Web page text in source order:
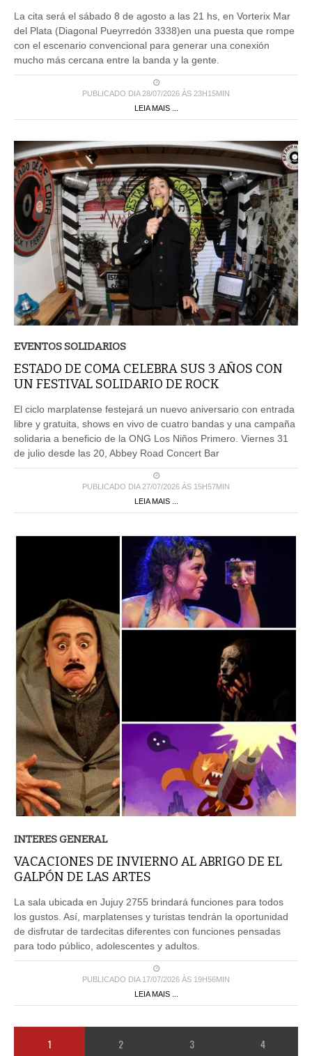
La cita será el sábado 8 de agosto a las 21 hs, en Vorterix Mar
del Plata (Diagonal Pueyrredón 3338)en una puesta que rompe
con el escenario convencional para generar una conexión
mucho más cercana entre la banda y la gente.
PUBLICADO DIA 28/07/2026 ÀS 23H15MIN
LEIA MAIS ...
EVENTOS SOLIDARIOS
ESTADO DE COMA CELEBRA SUS 3 AÑOS CON
UN FESTIVAL SOLIDARIO DE ROCK
El ciclo marplatense festejará un nuevo aniversario con entrada
libre y gratuita, shows en vivo de cuatro bandas y una campaña
solidaria a beneficio de la ONG Los Niños Primero. Viernes 31
de julio desde las 20, Abbey Road Concert Bar
PUBLICADO DIA 27/07/2026 ÀS 15H57MIN
LEIA MAIS ...
INTERES GENERAL
VACACIONES DE INVIERNO AL ABRIGO DE EL
GALPÓN DE LAS ARTES
La sala ubicada en Jujuy 2755 brindará funciones para todos
los gustos. Así, marplatenses y turistas tendrán la oportunidad
de disfrutar de tardecitas diferentes con funciones pensadas
para todo público, adolescentes y adultos.
PUBLICADO DIA 17/07/2026 ÀS 19H56MIN
LEIA MAIS ...
1 2 3 4